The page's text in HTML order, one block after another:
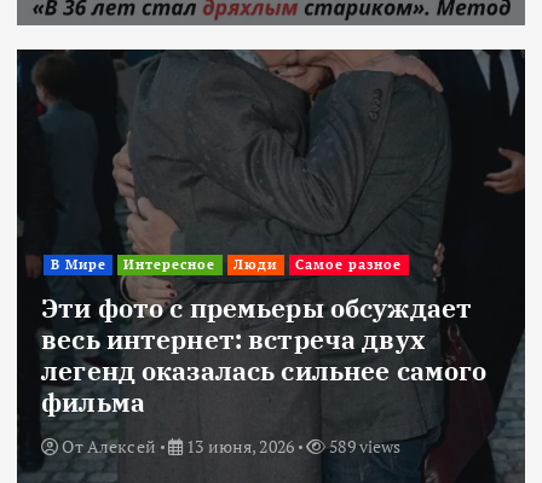
В Мире Интересное Люди Самое разное
Эти фото с премьеры обсуждает
весь интернет: встреча двух
легенд оказалась сильнее самого
фильма
ОтАлексей 13 июня, 2026 589 views